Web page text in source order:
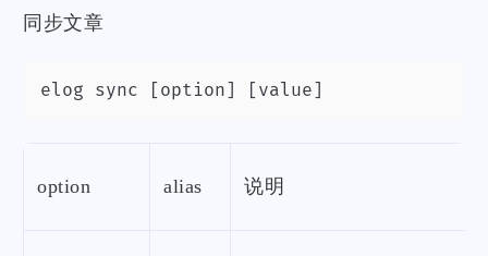
同步文章
elog sync [option] [value]
option alias 说明